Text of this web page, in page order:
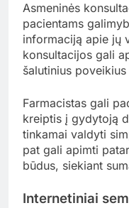
Asmeninės
pacientams
informaciją apie jų
konsultacijos gali
šalutinius
Farmacistas gali
kreiptis į gydytoją
tinkamai valdyti
pat gali apimti
būdus, siekiant
Internetiniai